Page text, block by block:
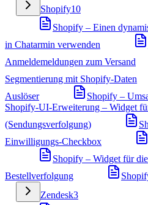
Shopify10
Shopify – Einen
in Chatarmin verwenden
Anmeldemeldungen zum Versand
Segmentierung mit Shopify-Daten
Auslöser
Shopify –
Shopify-UI-Erweiterung – Widget
(Sendungsverfolgung)
Einwilligungs-Checkbox
Shopify – Widget für
Bestellverfolgung
Zendesk3